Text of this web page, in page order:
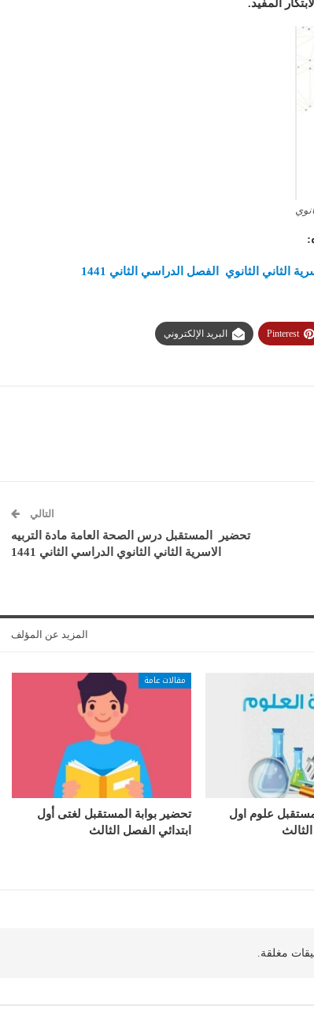
المفيد.
:
الثانوي الفصل الدراسي الثاني 1441
Pinterest البريد الإلكتروني
التالي
تحضير المستقبل درس الصحة العامة مادة التربيه
الاسرية الثاني الثانوي الدراسي الثاني 1441
المزيد عن المؤلف
علوم اول
مقالات عامة
تحضير بوابة المستقبل لغتى أول
ابتدائي الفصل الثالث
مغلقة.